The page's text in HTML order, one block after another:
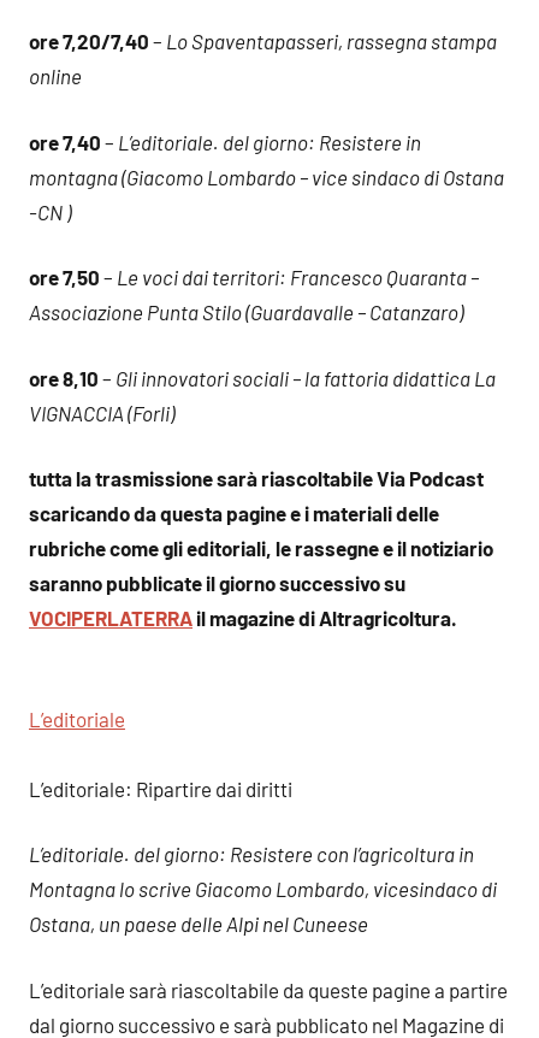
ore 7,20/7,40 – Lo Spaventapasseri, rassegna stampa
online
ore 7,40 – L’editoriale. del giorno: Resistere in
montagna (Giacomo Lombardo – vice sindaco di Ostana
-CN )
ore 7,50 – Le voci dai territori: Francesco Quaranta –
Associazione Punta Stilo (Guardavalle – Catanzaro)
ore 8,10 – Gli innovatori sociali – la fattoria didattica La
VIGNACCIA (Forli)
tutta la trasmissione sarà riascoltabile Via Podcast
scaricando da questa pagine e i materiali delle
rubriche come gli editoriali, le rassegne e il notiziario
saranno pubblicate il giorno successivo su
VOCIPERLATERRA il magazine di Altragricoltura.
L’editoriale
L’editoriale: Ripartire dai diritti
L’editoriale. del giorno: Resistere con l’agricoltura in
Montagna lo scrive Giacomo Lombardo, vicesindaco di
Ostana, un paese delle Alpi nel Cuneese
L’editoriale sarà riascoltabile da queste pagine a partire
dal giorno successivo e sarà pubblicato nel Magazine di